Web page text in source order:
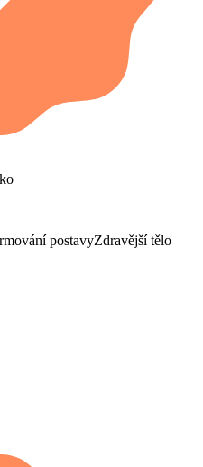
postavyZdravější tělo